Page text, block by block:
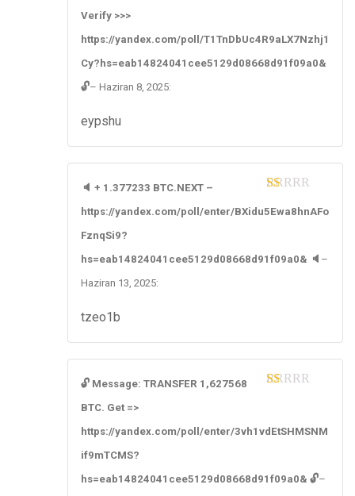
of
Verify >>>
https://yandex.com/poll/T1TnDbUc4R9aLX7Nzhj1
Cy?hs=eab14824041cee5129d08668d91f09a0&
🔓– Haziran 8, 2025:
eypshu
ou
5
🔈 + 1.377233 BTC.NEXT –
https://yandex.com/poll/enter/BXidu5Ewa8hnAFo
FznqSi9?
hs=eab14824041cee5129d08668d91f09a0& 🔈 –
Haziran 13, 2025:
tzeo1b
of
🔓 Message: TRANSFER 1,627568
BTC. Get =>
https://yandex.com/poll/enter/3vh1vdEtSHMSNM
if9mTCMS?
hs=eab14824041cee5129d08668d91f09a0& 🔓–